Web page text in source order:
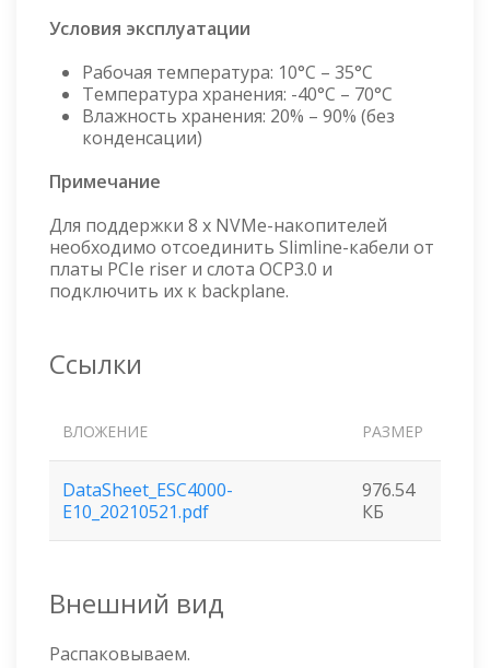
Условия эксплуатации
Рабочая температура: 10°C – 35°C
Температура хранения: -40°C – 70°C
Влажность хранения: 20% – 90% (без
конденсации)
Примечание
Для поддержки 8 x NVMe-накопителей
необходимо отсоединить Slimline-кабели от
платы PCIe riser и слота OCP3.0 и
подключить их к backplane.
Ссылки
ВЛОЖЕНИЕ РАЗМЕР
DataSheet_ESC4000-
E10_20210521.pdf
976.54
КБ
Внешний вид
Распаковываем.